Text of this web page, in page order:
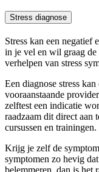
Stress diagnose
Stress kan een negatief
in je vel en wil graag de
verhelpen van stress
Een diagnose stress
vooraanstaande
zelftest een indicatie
raadzaam dit direct aan
cursussen en trainingen.
Krijg je zelf de
symptomen zo hevig
belemmeren, dan is het